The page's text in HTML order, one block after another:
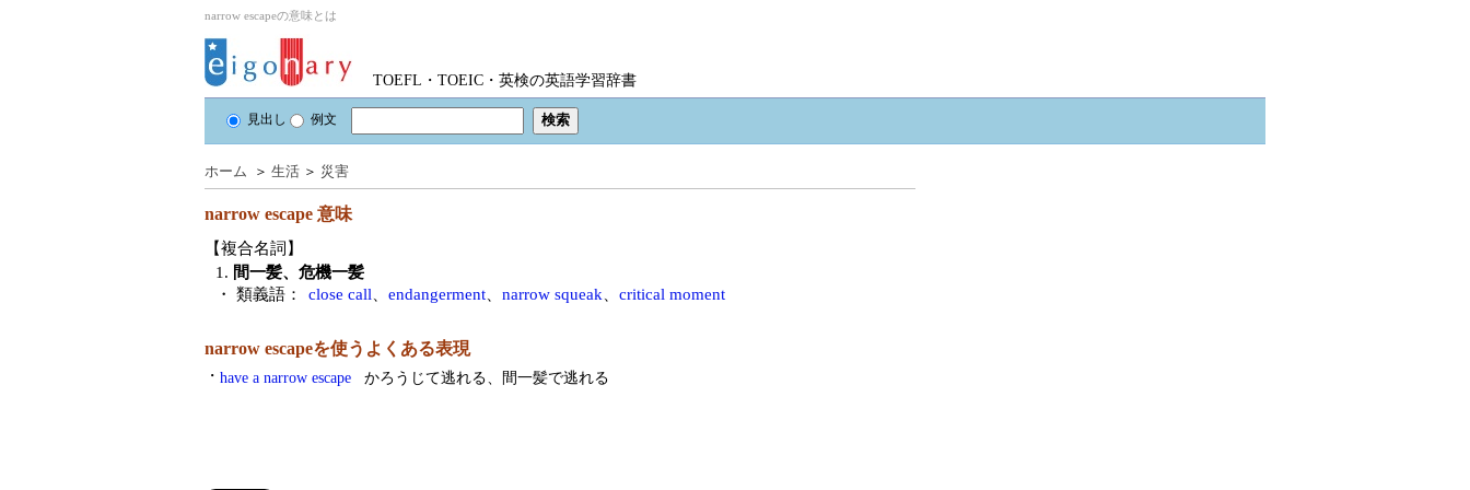
narrow escapeの意味とは
TOEFL・TOEIC・英検の英語学習辞書
見出し 例文
ホーム ＞ 生活 ＞ 災害
narrow escape 意味
【複合名詞】
1. 間一髪、危機一髪
・ 類義語：
close call endangerment narrow squeak critical moment
narrow escapeを使うよくある表現
・ have a narrow escape かろうじて逃れる、間一髪で逃れる